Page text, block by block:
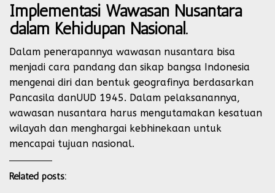
Implementasi Wawasan Nusantara
dalam Kehidupan Nasional.
Dalam penerapannya wawasan nusantara bisa
menjadi cara pandang dan sikap bangsa Indonesia
mengenai diri dan bentuk geografinya berdasarkan
Pancasila danUUD 1945. Dalam pelaksanannya,
wawasan nusantara harus mengutamakan kesatuan
wilayah dan menghargai kebhinekaan untuk
mencapai tujuan nasional.
Related posts: